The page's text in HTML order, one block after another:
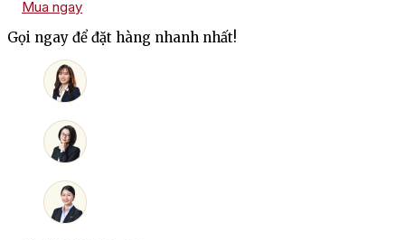
Zenato
Lugana
Riserva
Mua ngay
Gọi ngay để đặt hàng nhanh nhất!